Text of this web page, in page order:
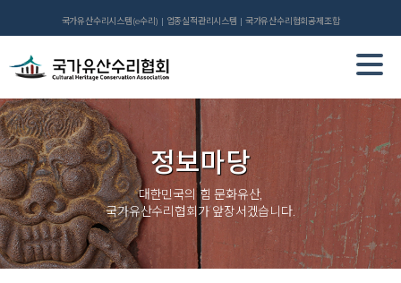
국가유산수리시스템(e수리) 업종실적관리시스템 국가유산수리협회공제조합
정보마당
대한민국의 힘 문화유산,
국가유산수리협회가 앞장서겠습니다.